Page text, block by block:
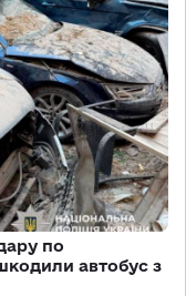
по
автобус з